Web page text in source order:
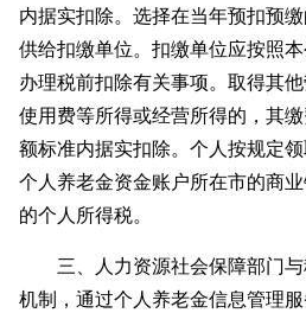
内据实扣除。选择在当年预扣预
供给扣缴单位。扣缴单位应按照
办理税前扣除有关事项。取得其
使用费等所得或经营所得的，其
额标准内据实扣除。个人按规定
个人养老金资金账户所在市的商
的个人所得税。
三、人力资源社会保障部门
机制，通过个人养老金信息管理